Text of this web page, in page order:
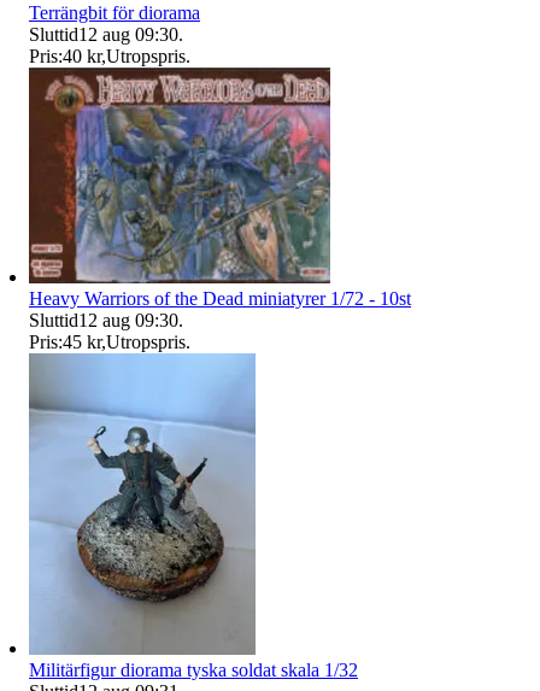
Terrängbit för diorama
Sluttid12 aug 09:30.
Pris:40 kr,Utropspris.
Heavy Warriors of the Dead miniatyrer 1/72 - 10st
Sluttid12 aug 09:30.
Pris:45 kr,Utropspris.
Militärfigur diorama tyska soldat skala 1/32